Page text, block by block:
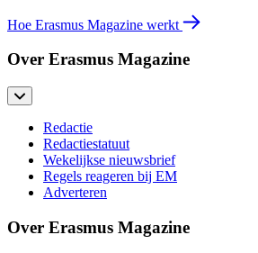
Hoe Erasmus Magazine werkt
Over Erasmus Magazine
Redactie
Redactiestatuut
Wekelijkse nieuwsbrief
Regels reageren bij EM
Adverteren
Over Erasmus Magazine